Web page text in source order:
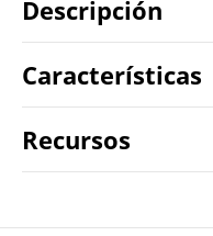
Descripción
Características
Recursos